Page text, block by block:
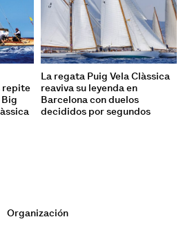
repite
La regata Puig Vela Clàssica
reaviva su leyenda en
Barcelona con duelos
decididos por segundos
Organización